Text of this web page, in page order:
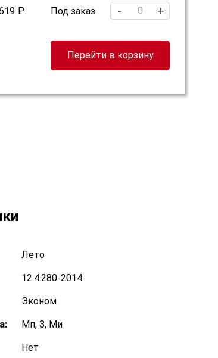
₽ Под заказ - +
Перейти в корзину
Лето
12.4.280-2014
Эконом
Мп, З, Ми
Нет